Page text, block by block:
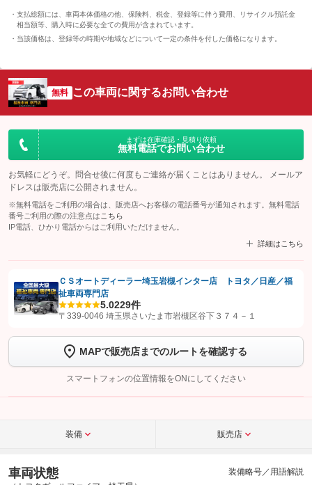
支払総額には、車両本体価格の他、保険料、税金、登録等に伴う費用、リサイクル預託金
相当額等、購入時に必要な全ての費用が含まれています。
当該価格は、登録等の時期や地域などについて一定の条件を付した価格になります。
無料 この車両に関するお問い合わせ
まずは在庫確認・見積り依頼
無料電話でお問い合わせ
お気軽にどうぞ。問合せ後に何度もご連絡が届くことはありません。 メールア
ドレスは販売店に公開されません。
※無料電話をご利用の場合は、販売店へお客様の電話番号が通知されます。無料電話
番号ご利用の際の注意点は こちら
IP電話、ひかり電話からはご利用いただけません。
詳細はこちら
【STEP1】認証画面でグーネットを友だち追加してから「許可する」ボタンを押
します
【STEP2】 トーク画面で
完了してください。
こちら
ＣＳオートディーラー埼玉岩槻インター店 トヨタ／日産／福
祉車両専門店
5.0229件
〒339-0046 埼玉県さいたま市岩槻区谷下３７４－１
MAPで販売店までのルートを確認する
スマートフォンの位置情報をONにしてください
装備 販売店
車両状態 装備略号／用語解説